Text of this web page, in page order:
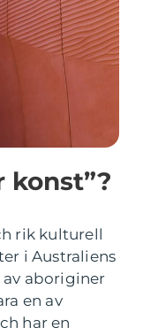
konst”?
rik kulturell
i Australiens
aboriginer
en av
har en